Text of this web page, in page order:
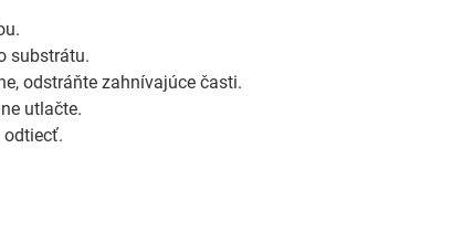
substrátu.
odstráňte zahnívajúce časti.
utlačte.
odtiecť.